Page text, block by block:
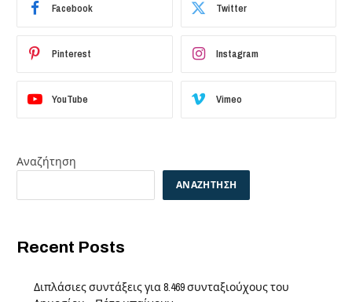
Facebook Twitter
Pinterest Instagram
YouTube Vimeo
Αναζήτηση
ΑΝΑΖΉΤΗΣΗ
Recent Posts
Διπλάσιες συντάξεις για 8.469 συνταξιούχους του